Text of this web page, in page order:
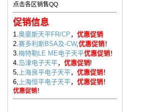
点击各区销售QQ
促销信息
1. 奥豪斯天平FR/CP ， 优惠促销
2. 赛多利斯BSA及-CW, 优惠促销！
3. 梅特勒LE ME电子天平优惠促销！
4. 岛津电子天平， 优惠促销!
5,
上海良平电子天平， 优惠促销！
6,
上海恒平电子天平， 优惠促销！
优惠促销！